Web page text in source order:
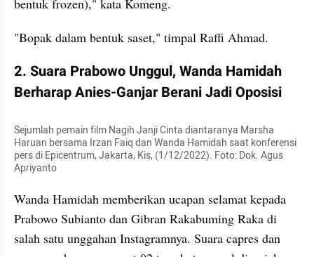
bentuk frozen)," kata Komeng.
"Bopak dalam bentuk saset," timpal Raffi Ahmad.
2. Suara Prabowo Unggul, Wanda Hamidah
Berharap Anies-Ganjar Berani Jadi Oposisi
Sejumlah pemain film Nagih Janji Cinta diantaranya Marsha
Haruan bersama Irzan Faiq dan Wanda Hamidah saat konferensi
pers di Epicentrum, Jakarta, Kis, (1/12/2022). Foto: Dok. Agus
Apriyanto
Wanda Hamidah memberikan ucapan selamat kepada
Prabowo Subianto dan Gibran Rakabuming Raka di
salah satu unggahan Instagramnya. Suara capres dan